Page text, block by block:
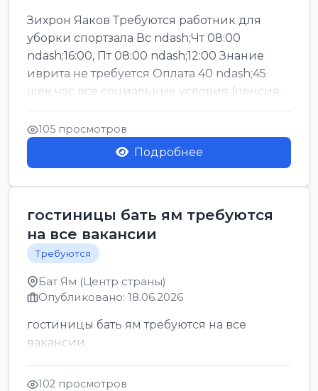
Зихрон Яаков Требуются работник для
уборки спортзала Вс ndash;Чт 08:00
ndash;16:00, Пт 08:00 ndash;12:00 Знание
иврита не требуется Оплата 40 ndash;45
шек час все социальные условия (пенсия,
керен ишт...
105 просмотров
Подробнее
гостиницы бать ям требуются
на все вакансии
Требуются
Бат Ям (Центр страны)
Опубликовано: 18.06.2026
гостиницы бать ям требуются на все
вакансии
102 просмотров